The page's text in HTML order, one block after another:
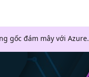
gốc đám mây với Azure.